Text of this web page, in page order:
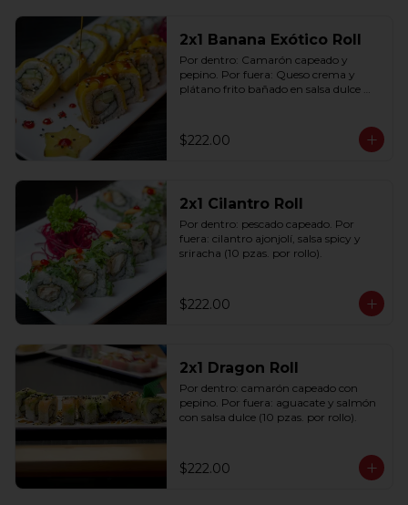
2x1 Banana Exótico Roll
Por dentro: Camarón capeado y
pepino. Por fuera: Queso crema y
plátano frito bañado en salsa dulce
$222.00
2x1 Cilantro Roll
Por dentro: pescado capeado. Por
fuera: cilantro ajonjolí, salsa spicy y
sriracha (10 pzas. por rollo).
$222.00
2x1 Dragon Roll
Por dentro: camarón capeado con
pepino. Por fuera: aguacate y salmón
con salsa dulce (10 pzas. por rollo).
$222.00